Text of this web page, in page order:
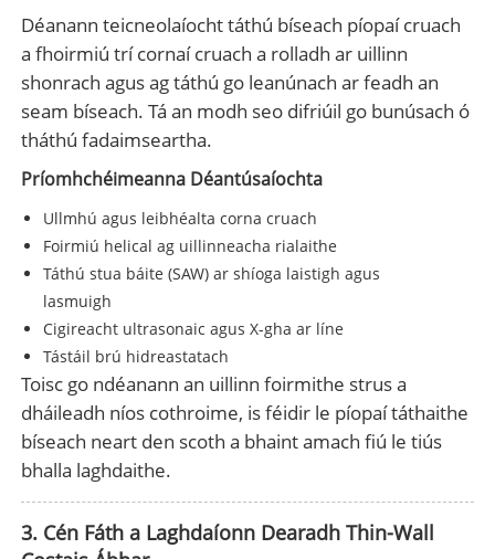
Déanann teicneolaíocht táthú bíseach píopaí cruach
a fhoirmiú trí cornaí cruach a rolladh ar uillinn
shonrach agus ag táthú go leanúnach ar feadh an
seam bíseach. Tá an modh seo difriúil go bunúsach ó
tháthú fadaimseartha.
Príomhchéimeanna Déantúsaíochta
Ullmhú agus leibhéalta corna cruach
Foirmiú helical ag uillinneacha rialaithe
Táthú stua báite (SAW) ar shíoga laistigh agus
lasmuigh
Cigireacht ultrasonaic agus X-gha ar líne
Tástáil brú hidreastatach
Toisc go ndéanann an uillinn foirmithe strus a
dháileadh níos cothroime, is féidir le píopaí táthaithe
bíseach neart den scoth a bhaint amach fiú le tiús
bhalla laghdaithe.
3. Cén Fáth a Laghdaíonn Dearadh Thin-Wall